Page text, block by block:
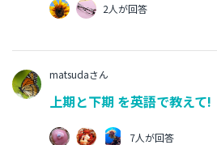
2人が回答
matsudaさん
上期と下期 を英語で教えて!
7人が回答